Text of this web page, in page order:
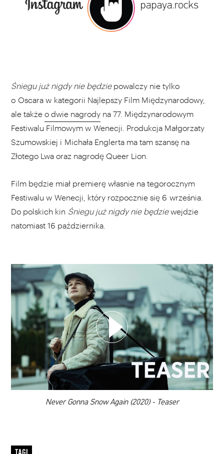
Śniegu już nigdy nie będziepowalczy nie tylko
o Oscara w kategorii Najlepszy Film Międzynarodowy,
ale także o dwie nagrody na 77. Międzynarodowym
Festiwalu Filmowym w Wenecji. Produkcja Małgorzaty
Szumowskiej i Michała Englerta ma tam szansę na
Złotego Lwa oraz nagrodę Queer Lion.
Film będzie miał premierę własnie na tegorocznym
Festiwalu w Wenecji, który rozpocznie się 6 września.
Do polskich kin Śniegu już nigdy nie będziewejdzie
natomiast 16 października.
00:00
Never Gonna Snow Again (2020) - Teaser
WYBIERZ SWOJĄ PLAYLISTĘ
DODAJ TEN FILM DO PLAYLISTY